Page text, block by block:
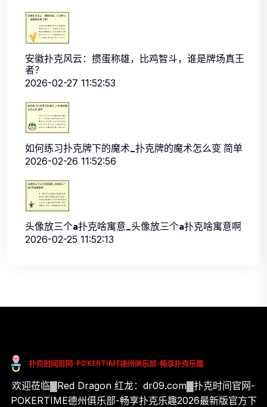
安徽扑克风云：掼蛋称雄，比鸡智斗，谁是牌场真王
者？
2026-02-27 11:52:53
如何练习扑克牌下的魔术_扑克牌的魔术怎么变 简单
2026-02-26 11:52:56
头像放三个a扑克啥寓意_头像放三个a扑克啥寓意啊
2026-02-25 11:52:13
欢迎莅临▓Red Dragon 红龙：dr09.com▓扑克时间官网-
POKERTIME德州俱乐部-畅享扑克乐趣2026最新版官方下